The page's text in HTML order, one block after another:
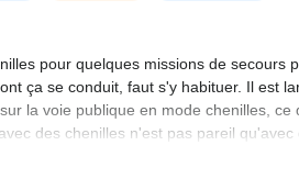
pour quelques missions de
ça se conduit, faut s'y habituer. Il est
la voie publique en mode chenilles,
des chenilles n'est pas pareil
un peu bruyant peut-être,